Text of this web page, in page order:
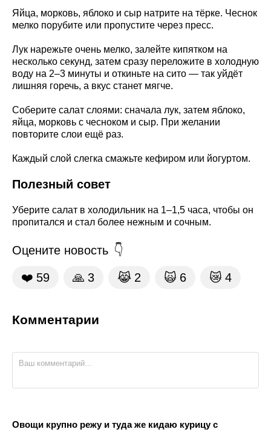
Яйца, морковь, яблоко и сыр натрите на тёрке. Чеснок
мелко порубите или пропустите через пресс.
Лук нарежьте очень мелко, залейте кипятком на
несколько секунд, затем сразу переложите в холодную
воду на 2–3 минуты и откиньте на сито — так уйдёт
лишняя горечь, а вкус станет мягче.
Соберите салат слоями: сначала лук, затем яблоко,
яйца, морковь с чесноком и сыр. При желании
повторите слои ещё раз.
Каждый слой слегка смажьте кефиром или йогуртом.
Полезный совет
Уберите салат в холодильник на 1–1,5 часа, чтобы он
пропитался и стал более нежным и сочным.
Оцените новость
❤️ 59 🙏 3 😹 2 🙀 6 😿 4
Комментарии
Овощи крупно режу и туда же кидаю курицу с